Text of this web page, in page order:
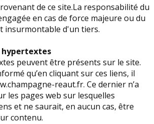
de ce site.La responsabilité du
en cas de force majeure ou du
insurmontable d'un tiers.
hypertextes
peuvent être présents sur le site.
qu’en cliquant sur ces liens, il
reaut.fr. Ce dernier n’a
les pages web sur lesquelles
et ne saurait, en aucun cas, être
contenu.